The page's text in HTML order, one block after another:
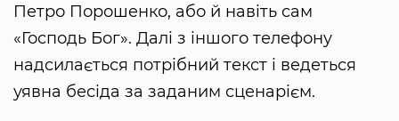
Петро Порошенко, або й навіть сам
«Господь Бог». Далі з іншого телефону
надсилається потрібний текст і ведеться
уявна бесіда за заданим сценарієм.